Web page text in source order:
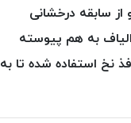
سابقه درخشانی
به هم پیوسته
نخ استفاده شده تا به